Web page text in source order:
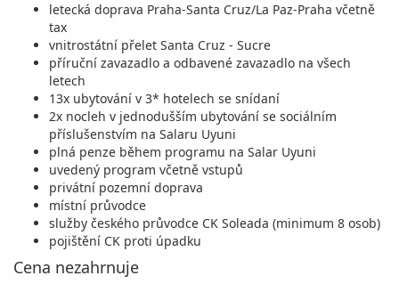
letecká doprava Praha-Santa Cruz/La Paz-Praha včetně
tax
vnitrostátní přelet Santa Cruz - Sucre
příruční zavazadlo a odbavené zavazadlo na všech
letech
13x ubytování v 3* hotelech se snídaní
2x nocleh v jednodušším ubytování se sociálním
příslušenstvím na Salaru Uyuni
plná penze během programu na Salar Uyuni
uvedený program včetně vstupů
privátní pozemní doprava
místní průvodce
služby českého průvodce CK Soleada (minimum 8 osob)
pojištění CK proti úpadku
Cena nezahrnuje